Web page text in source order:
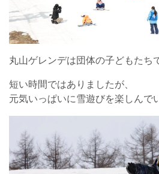
丸山ゲレンデは団体の子どもたち
短い時間ではありましたが、
元気いっぱいに雪遊びを楽しんで